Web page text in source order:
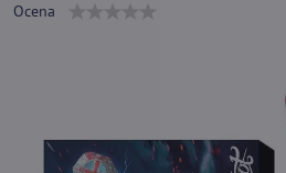
Ocena